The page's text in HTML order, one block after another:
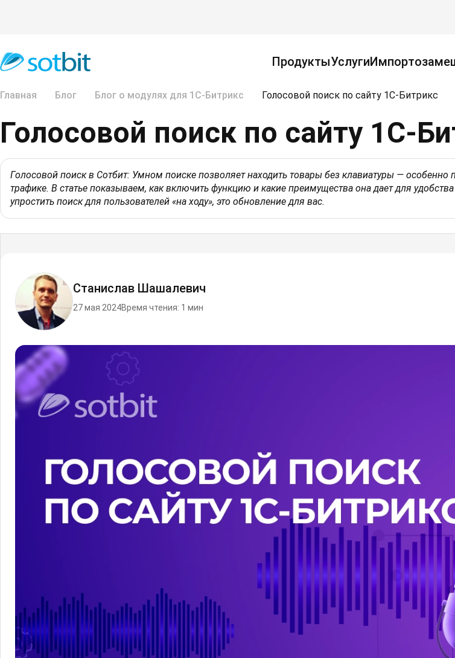
ПродуктыУслуги
Главная Блог Блог о модулях для 1С-Битрикс Голосовой поиск по сайту 1С-Битрикс
Голосовой поиск по сайту 1С-
Голосовой поиск в Сотбит: Умном поиске позволяет находить товары без клавиатуры —
трафике. В статье показываем, как включить функцию и какие преимущества она дает для
упростить поиск для пользователей «на ходу», это обновление для вас.
Станислав Шашалевич
27 мая 2024Время чтения: 1 мин